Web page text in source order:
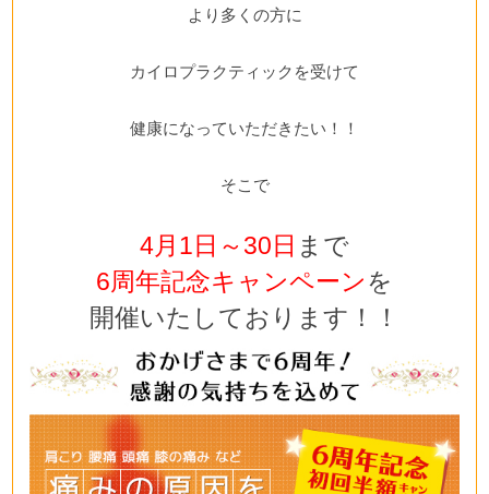
より多くの方に
カイロプラクティックを受けて
健康になっていただきたい！！
そこで
4月1日～30日 まで
6周年記念キャンペーン を
開催いたしております！！